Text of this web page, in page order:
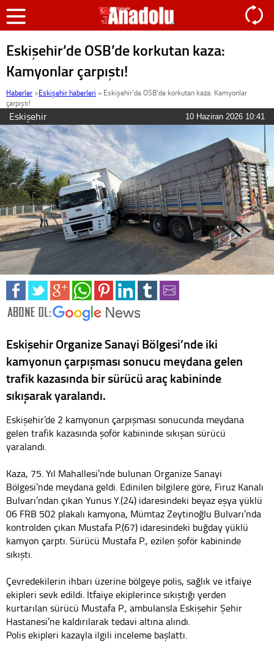
Eskişehir’de OSB’de korkutan kaza:
Kamyonlar çarpıştı!
Haberler >Eskişehir haberleri » Eskişehir’de OSB’de korkutan kaza: Kamyonlar
çarpıştı!
Eskişehir 10 Haziran 2026 10:41
Eskişehir Organize Sanayi Bölgesi’nde iki
kamyonun çarpışması sonucu meydana gelen
trafik kazasında bir sürücü araç kabininde
sıkışarak yaralandı.
Eskişehir’de 2 kamyonun çarpışması sonucunda meydana
gelen trafik kazasında şoför kabininde sıkışan sürücü
yaralandı.
Kaza, 75. Yıl Mahallesi’nde bulunan Organize Sanayi
Bölgesi’nde meydana geldi. Edinilen bilgilere göre, Firuz Kanalı
Bulvarı’ndan çıkan Yunus Y.(24) idaresindeki beyaz eşya yüklü
06 FRB 502 plakalı kamyona, Mümtaz Zeytinoğlu Bulvarı’nda
kontrolden çıkan Mustafa P.(67) idaresindeki buğday yüklü
kamyon çarptı. Sürücü Mustafa P., ezilen şoför kabininde
sıkıştı.
Çevredekilerin ihbarı üzerine bölgeye polis, sağlık ve itfaiye
ekipleri sevk edildi. İtfaiye ekiplerince sıkıştığı yerden
kurtarılan sürücü Mustafa P., ambulansla Eskişehir Şehir
Hastanesi’ne kaldırılarak tedavi altına alındı.
Polis ekipleri kazayla ilgili inceleme başlattı.